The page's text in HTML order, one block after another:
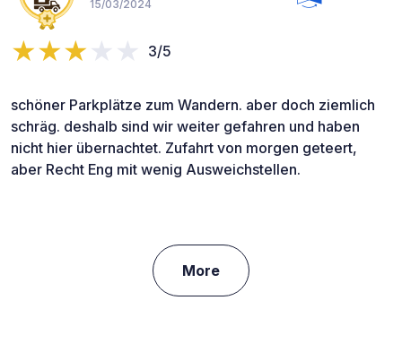
15/03/2024
3/5
schöner Parkplätze zum Wandern. aber doch ziemlich
schräg. deshalb sind wir weiter gefahren und haben
nicht hier übernachtet. Zufahrt von morgen geteert,
aber Recht Eng mit wenig Ausweichstellen.
More